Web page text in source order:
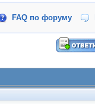
FAQ по форуму